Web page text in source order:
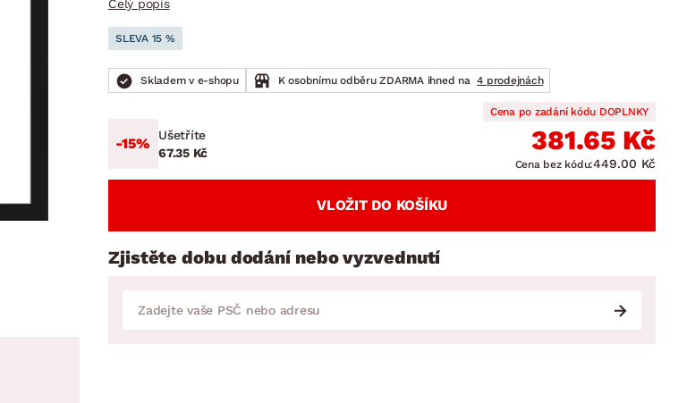
SPOTŘEBIČECelý popis
SLEVA 15 %
Skladem v e-shopu K osobnímu odběru ZDARMA ihned na 4 prodejnách
-15%
Ušetříte
67.35 Kč
Cena po zadání kódu DOPLNKY
381.65 Kč
Cena bez kódu:449.00 Kč
VLOŽIT DO KOŠÍKU
Zjistěte dobu dodání nebo vyzvednutí